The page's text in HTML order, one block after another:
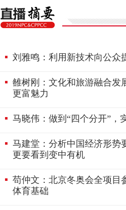
刘雅鸣：利用新技术向公众
雒树刚：文化和旅游融合发
更富魅力
马晓伟：做到“四个分开”，
马建堂：分析中国经济形势
更要看到变中有机
苟仲文：北京冬奥会全项目
体育基础